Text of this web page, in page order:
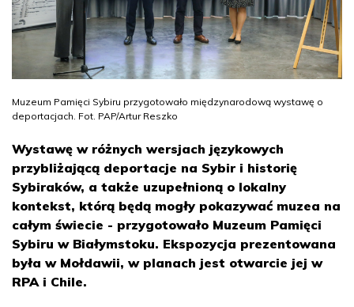
Muzeum Pamięci Sybiru przygotowało międzynarodową wystawę o
deportacjach. Fot. PAP/Artur Reszko
Wystawę w różnych wersjach językowych
przybliżającą deportacje na Sybir i historię
Sybiraków, a także uzupełnioną o lokalny
kontekst, którą będą mogły pokazywać muzea na
całym świecie - przygotowało Muzeum Pamięci
Sybiru w Białymstoku. Ekspozycja prezentowana
była w Mołdawii, w planach jest otwarcie jej w
RPA i Chile.